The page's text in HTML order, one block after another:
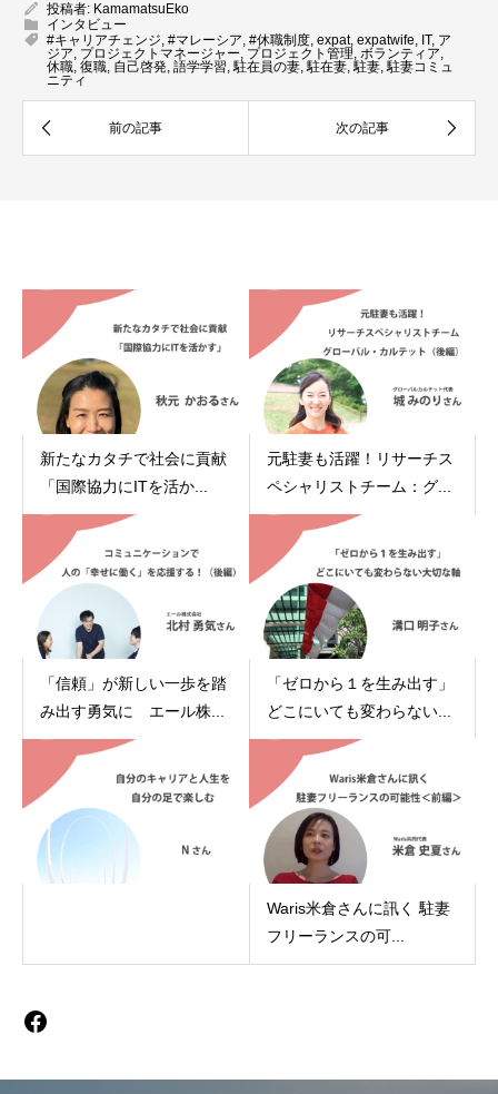
投稿者: KamamatsuEko
インタビュー
#キャリアチェンジ, #マレーシア, #休職制度, expat, expatwife, IT, ア
ジア, プロジェクトマネージャー, プロジェクト管理, ボランティア,
休職, 復職, 自己啓発, 語学学習,駐在員の妻,駐在妻,駐妻,駐妻コミュ
ニティ
新たなカタチで社会に貢献
「国際協力にITを活か...
元駐妻も活躍！リサーチス
ペシャリストチーム：グ...
「信頼」が新しい一歩を踏
み出す勇気に エール株...
「ゼロから１を生み出す」
どこにいても変わらない...
Waris米倉さんに訊く 駐妻
フリーランスの可...